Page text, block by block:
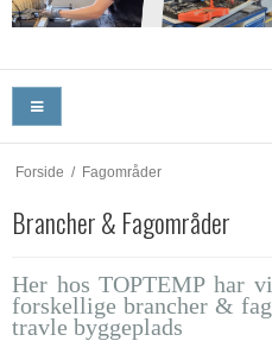
Forside / Fagområder
Brancher & Fagområder
Her hos TOPTEMP har
forskellige brancher &
travle byggeplads